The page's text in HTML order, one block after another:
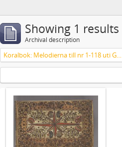
Showing 1 results
Archival description
Koralbok: Melodierna till nr 1-118 uti Gamla Psalmboken, enstämmigt satta